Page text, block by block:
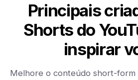
Principais
Shorts do
inspirar
Melhore o conteúdo short-form